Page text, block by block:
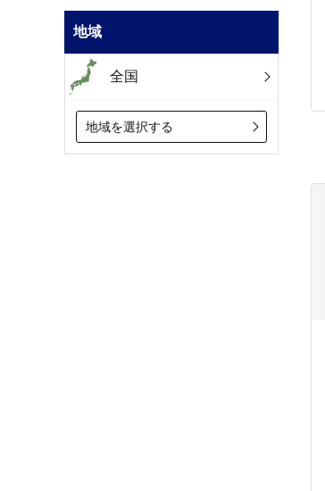
地域
全国
地域を選択する